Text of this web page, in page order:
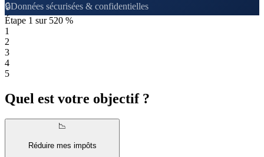
🔒Données sécurisées & confidentielles
Étape 1 sur 520 %
1
2
3
4
5
Quel est votre objectif ?
📉
Réduire mes impôts